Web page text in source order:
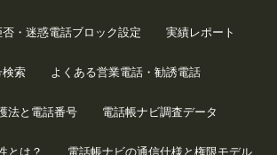
・迷惑電話ブロック設定 実績レポート
検索 よくある営業電話・勧誘電話
法と電話番号 電話帳ナビ調査データ
とは？ 電話帳ナビの通信仕様と権限モデル